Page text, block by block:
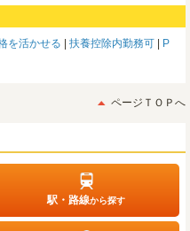
を活かせる 扶養控除内勤務可
P
ページＴＯＰへ
駅・路線から探す